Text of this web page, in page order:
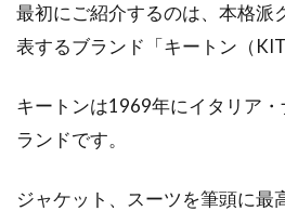
シャツ×ジーンズ
最初にご紹介するのは、本格派
表するブランド「キートン（
キートンは1969年にイタリア
ランドです。
ジャケット、スーツを筆頭に最